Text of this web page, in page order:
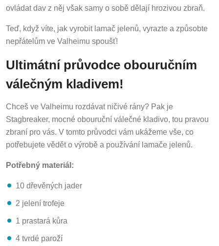
ovládat dav z něj však samy o sobě dělají hrozivou zbraň.
Teď, když víte, jak vyrobit lamač jelenů, vyrazte a způsobte
nepřátelům ve Valheimu spoušť!
Ultimátní průvodce obouručním
válečným kladivem!
Chceš ve Valheimu rozdávat ničivé rány? Pak je
Stagbreaker, mocné obouruční válečné kladivo, tou pravou
zbraní pro vás. V tomto průvodci vám ukážeme vše, co
potřebujete vědět o výrobě a používání lamače jelenů.
Potřebný materiál:
10 dřevěných jader
2 jelení trofeje
1 prastará kůra
4 tvrdé paroží